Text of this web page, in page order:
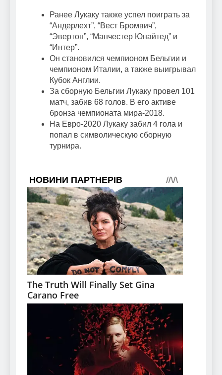
Ранее Лукаку также успел поиграть за
“Андерлехт”, “Вест Бромвич”,
“Эвертон”, “Манчестер Юнайтед” и
“Интер”.
Он становился чемпионом Бельгии и
чемпионом Италии, а также выигрывал
Кубок Англии.
За сборную Бельгии Лукаку провел 101
матч, забив 68 голов. В его активе
бронза чемпионата мира-2018.
На Евро-2020 Лукаку забил 4 гола и
попал в символическую сборную
турнира.